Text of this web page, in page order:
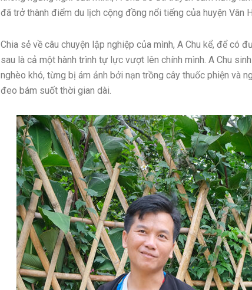
đã trở thành điểm du lịch cộng đồng nổi tiếng của huyện Vân
Chia sẻ về câu chuyện lập nghiệp của mình, A Chu kể, để có
sau là cả một hành trình tự lực vượt lên chính mình. A Chu
nghèo khó, từng bị ám ảnh bởi nạn trồng cây thuốc phiện và
đeo bám suốt thời gian dài.